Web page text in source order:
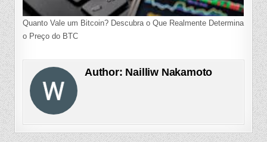
Quanto Vale um Bitcoin? Descubra o Que Realmente Determina
o Preço do BTC
Author: Nailliw Nakamoto